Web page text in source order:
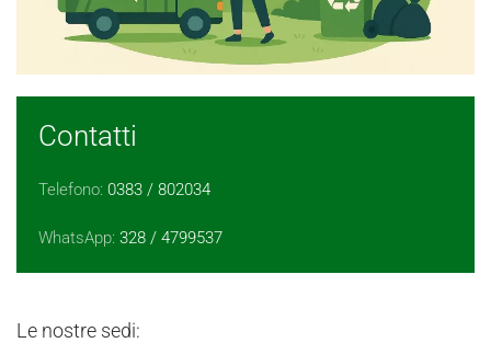
Contatti
Telefono: 0383 / 802034
WhatsApp: 328 / 4799537
Le nostre sedi: